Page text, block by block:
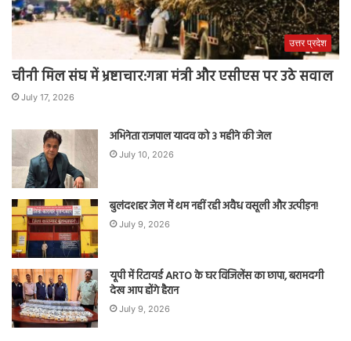
उत्तर प्रदेश
चीनी मिल संघ में भ्रष्टाचार:गन्ना मंत्री और एसीएस पर उठे सवाल
July 17, 2026
अभिनेता राजपाल यादव को 3 महीने की जेल
July 10, 2026
बुलंदशहर जेल में थम नहीं रही अवैध वसूली और उत्पीड़न!
July 9, 2026
यूपी में रिटायर्ड ARTO के घर विजिलेंस का छापा, बरामदगी
देख आप होंगे हैरान
July 9, 2026